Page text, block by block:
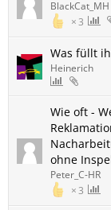
3
BlackCat_MH
Was füllt
Heinerich
Wie oft -
ohne
3
Peter_C-HR